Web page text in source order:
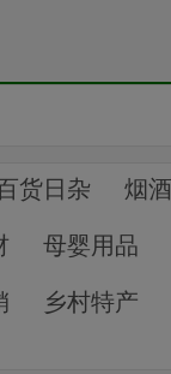
货日杂
烟
母婴用品
乡村特产